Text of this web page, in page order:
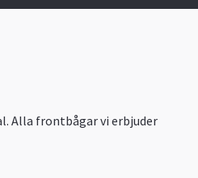
Alla frontbågar vi erbjuder